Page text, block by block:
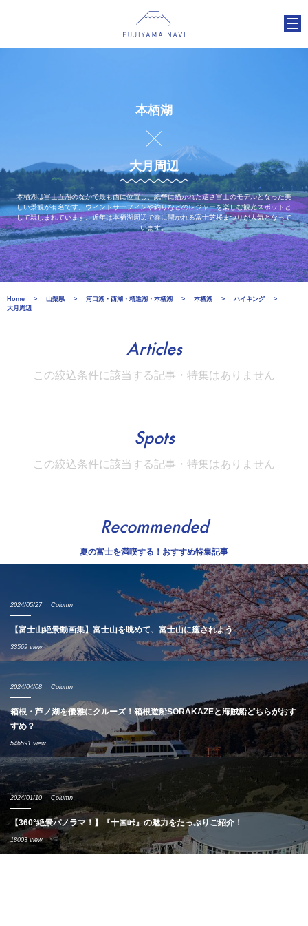
本栖湖
大月周辺
本栖湖は富士五湖のなかで最も西に位置し、紙幣に描かれた逆さ富士のモデルとなった美
しい景観が有名です。ウィンドサーフィンや釣りなどのレジャーを楽しむ観光スポットと
して親しまれています。近年は本栖湖周辺で春に開かれる富士芝桜まつりが人気となって
います。
Home 山梨県 河口湖・西湖・精進湖・本栖湖 本栖湖
ハイキング
大月周辺
Articles
この絞込条件に該当する記事・特集はありません
Spots
この絞込条件に該当する記事・特集はありません
Recommended
夏の富士を満喫する！おすすめ特集記事
2024/05/27 Column
【富士山絶景動画集】富士山を眺めて、富士山に癒されよう
33569 view
2024/04/08 Column
箱根・芦ノ湖を優雅にクルーズ！箱根遊船SORAKAZEと海賊船どちらがおす
すめ？
546591 view
2024/01/10 Column
【360°絶景パノラマ！】『十国峠』の魅力をたっぷりご紹介！
18003 view